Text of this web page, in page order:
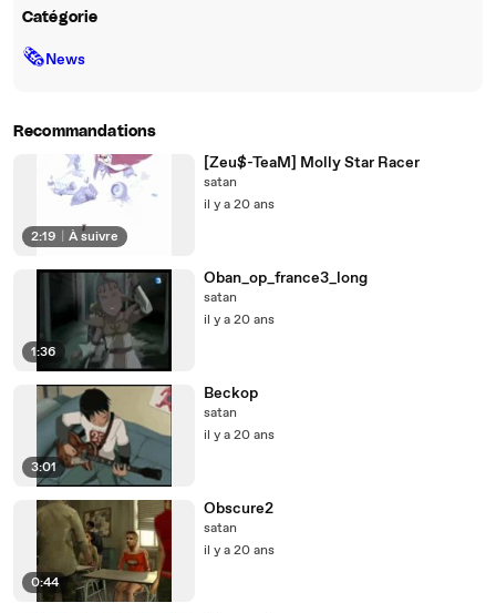
Catégorie
🗞News
Recommandations
2:19 À suivre
[Zeu$-TeaM] Molly Star Racer
satan
il y a 20 ans
1:36
Oban_op_france3_long
satan
il y a 20 ans
3:01
Beckop
satan
il y a 20 ans
0:44
Obscure2
satan
il y a 20 ans